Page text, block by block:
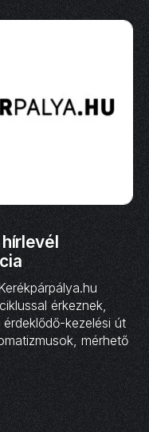
érkeznek,
kezelési út
mérhető